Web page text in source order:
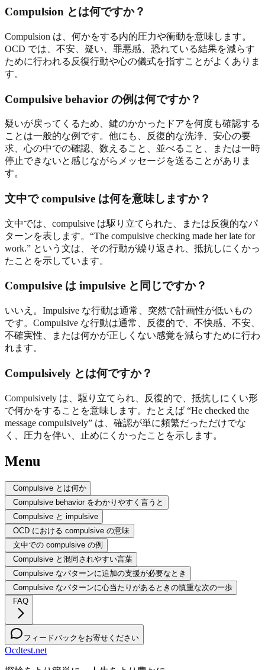
Compulsion とは何ですか？
Compulsion は、何かをする内的圧力や衝動を意味します。
OCD では、不安、疑い、罪悪感、恐れている結果を減らす
ために行われる反復行動や心の儀式を指すことがよくありま
す。
Compulsive behavior の例は何ですか？
疑いが戻ってくるため、鍵のかかったドアを何度も確認する
ことは一般的な例です。他にも、反復的な洗浄、安心の要
求、心の中での確認、数えること、並べること、または一時
停止できないと感じながらメッセージを送ることがありま
す。
文中で compulsive は何を意味しますか？
文中では、compulsive は駆り立てられた、または反復的なパ
ターンを表します。“The compulsive checking made her late for
work.” という文は、その行動が繰り返され、抵抗しにくかっ
たことを示しています。
Compulsive は impulsive と同じですか？
いいえ。Impulsive な行動は通常、突然で計画性が低いもの
です。Compulsive な行動は通常、反復的で、不快感、不安、
不確実性、または何かが正しくない感覚を減らすために行わ
れます。
Compulsively とは何ですか？
Compulsively は、駆り立てられ、反復的で、抵抗しにくい形
で何かをすることを意味します。たとえば “He checked the
message compulsively” は、確認が単に頻繁だっただけでな
く、圧力を伴い、止めにくかったことを示します。
Menu
Compulsive とは何か
Compulsive behavior をわかりやすく言うと
Compulsive と impulsive
OCD における compulsive の意味
文中での compulsive の例
Compulsive と混同されやすい言葉
Compulsive なパターンに追加の支援が必要なとき
Compulsive なパターンに心当たりがあるときの慎重な次の一歩
FAQ
フィードバックをお寄せください
Ocdtest.net